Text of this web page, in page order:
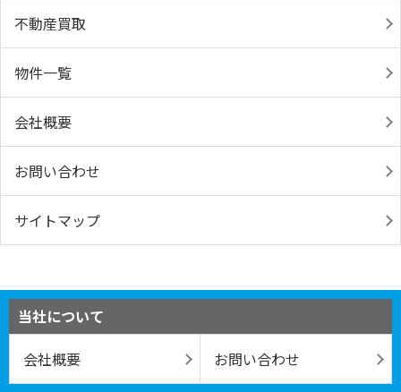
不動産買取
物件一覧
会社概要
お問い合わせ
サイトマップ
当社について
会社概要
お問い合わせ